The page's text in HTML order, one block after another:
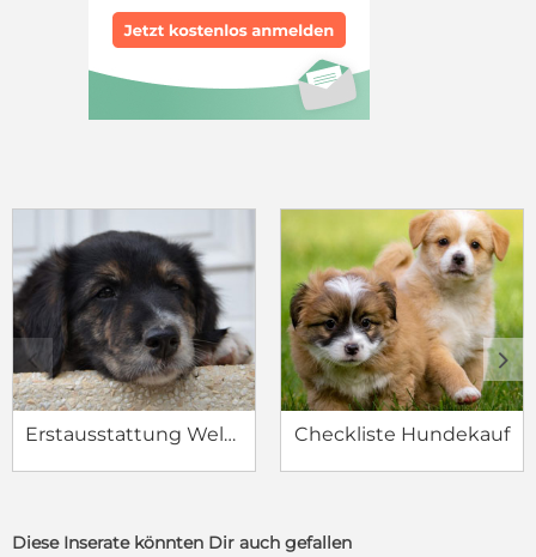
Erstausstattung Welpe Checkliste Hundekauf
c d
Diese Inserate könnten Dir auch gefallen